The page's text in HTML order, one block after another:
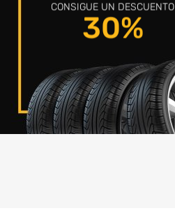
CONSIGUE UN DESCUENTO
30%